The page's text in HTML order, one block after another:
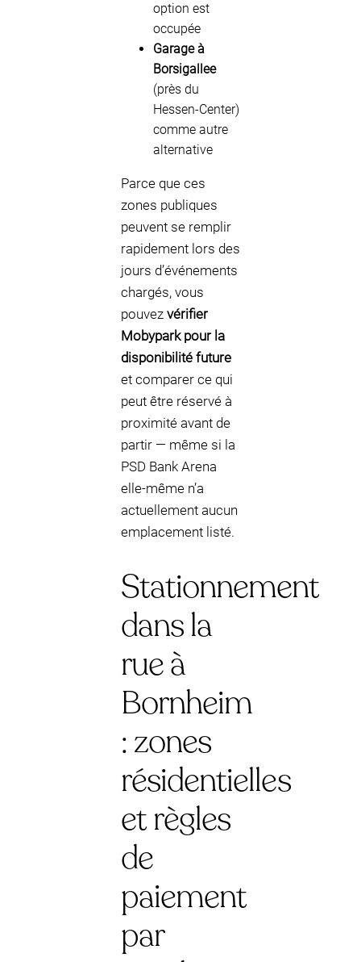
option est
occupée
Garage à
Borsigallee
(près du
Hessen-Center)
comme autre
alternative
Parce que ces
zones publiques
peuvent se remplir
rapidement lors des
jours d’événements
chargés, vous
pouvez vérifier
Mobypark pour la
disponibilité future
et comparer ce qui
peut être réservé à
proximité avant de
partir — même si la
PSD Bank Arena
elle-même n’a
actuellement aucun
emplacement listé.
Stationnement
dans la
rue à
Bornheim
: zones
résidentielles
et règles
de
paiement
par